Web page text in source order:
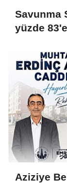
Savunma
yüzde
Aziziye